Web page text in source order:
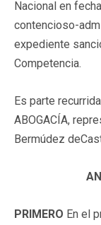
Nacional en
contencioso-
expediente
Competencia.
Es parte
ABOGACÍA,
Bermúdez
PRIMERO En el